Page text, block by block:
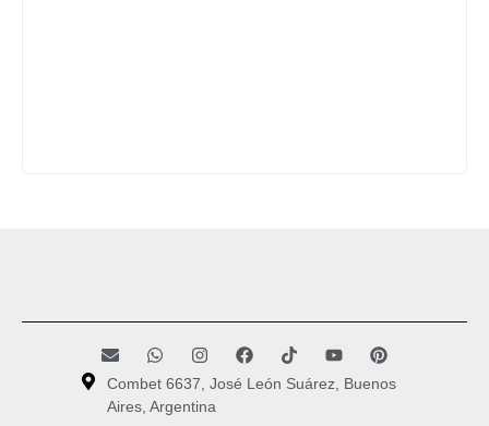
Combet 6637, José León Suárez, Buenos
Aires, Argentina